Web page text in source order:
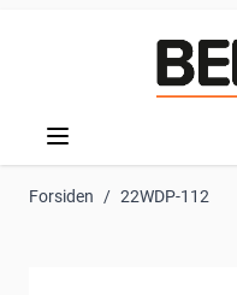
Forsiden / 22WDP-112